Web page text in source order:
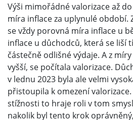
Výši mimořádné valorizace až
míra inflace za uplynulé období.
se vždy porovná míra inflace u
inflace u důchodců, která se liší
částečně odlišné výdaje. A z
vyšší, se počítala valorizace.
v lednu 2023 byla ale velmi
přistoupila k omezení
stížnosti to hraje roli v tom
nakolik byl tento krok